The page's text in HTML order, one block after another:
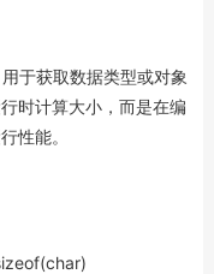
于获取数据类型或对象
时计算大小，而是在编
性能。